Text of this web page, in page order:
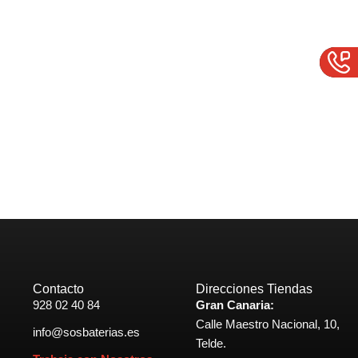
Contacto
928 02 40 84
info@sosbaterias.es
Direcciones Tiendas
Gran Canaria:
Calle Maestro Nacional, 10,
Telde.